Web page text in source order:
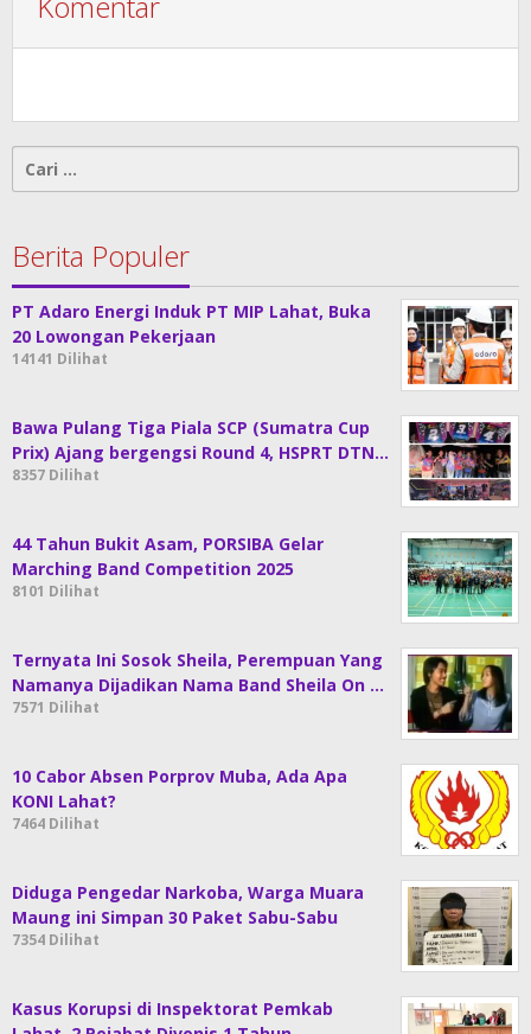
untuk:
Berita Populer
PT Adaro Energi Induk PT MIP Lahat, Buka
20 Lowongan Pekerjaan
14141 Dilihat
Bawa Pulang Tiga Piala SCP (Sumatra Cup
Prix) Ajang bergengsi Round 4, HSPRT DTN…
8357 Dilihat
44 Tahun Bukit Asam, PORSIBA Gelar
Marching Band Competition 2025
8101 Dilihat
Ternyata Ini Sosok Sheila, Perempuan Yang
Namanya Dijadikan Nama Band Sheila On …
7571 Dilihat
10 Cabor Absen Porprov Muba, Ada Apa
KONI Lahat?
7464 Dilihat
Diduga Pengedar Narkoba, Warga Muara
Maung ini Simpan 30 Paket Sabu-Sabu
7354 Dilihat
Kasus Korupsi di Inspektorat Pemkab